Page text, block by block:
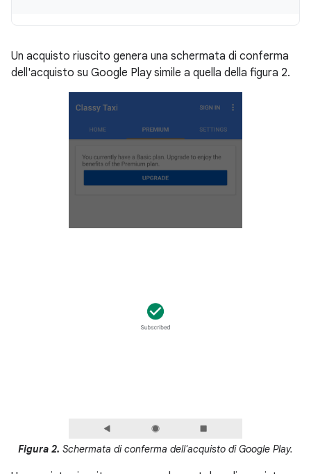
Un acquisto riuscito genera una schermata di conferma
dell'acquisto su Google Play simile a quella della figura 2.
Figura 2. Schermata di conferma dell'acquisto di Google Play.